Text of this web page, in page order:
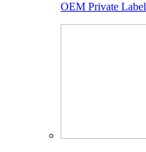
OEM Private Label